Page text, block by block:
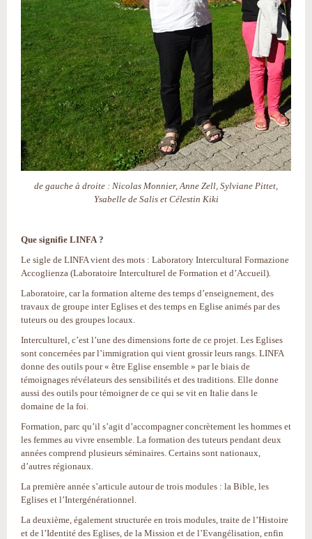
de gauche à droite : Nicolas Monnier, Anne Zell, Sylviane Pittet,
Ysabelle de Salis et Célestin Kiki
Que signifie LINFA ?
Le sigle de LINFA vient des mots : Laboratory Intercultural Formazione
Accoglienza (Laboratoire Interculturel de Formation et d’Accueil).
Laboratoire, car la formation alterne des temps d’enseignement, des
travaux de groupe inter Eglises et des temps en Eglise animés par des
tuteurs ou des groupes locaux.
Interculturel, c’est l’une des dimensions forte de ce projet. Les Eglises
sont concernées par l’immigration qui vient grossir leurs rangs. LINFA
donne des outils pour « être Eglise ensemble » par le biais de
témoignages révélateurs des sensibilités et des traditions. Elle donne
aussi des outils pour témoigner de ce qui se vit en Italie dans le
domaine de la foi.
Formation, parc qu’il s’agit d’accompagner concrètement les hommes et
les femmes au vivre ensemble. La formation des tuteurs pendant deux
années comprend plusieurs séminaires. Certains sont nationaux,
d’autres régionaux.
La première année s’articule autour de trois modules : la Bible, les
Eglises et l’Intergénérationnel.
La deuxième, également structurée en trois modules, traite de l’Histoire
et de l’Identité des Eglises, de la Mission et de l’Evangélisation, enfin